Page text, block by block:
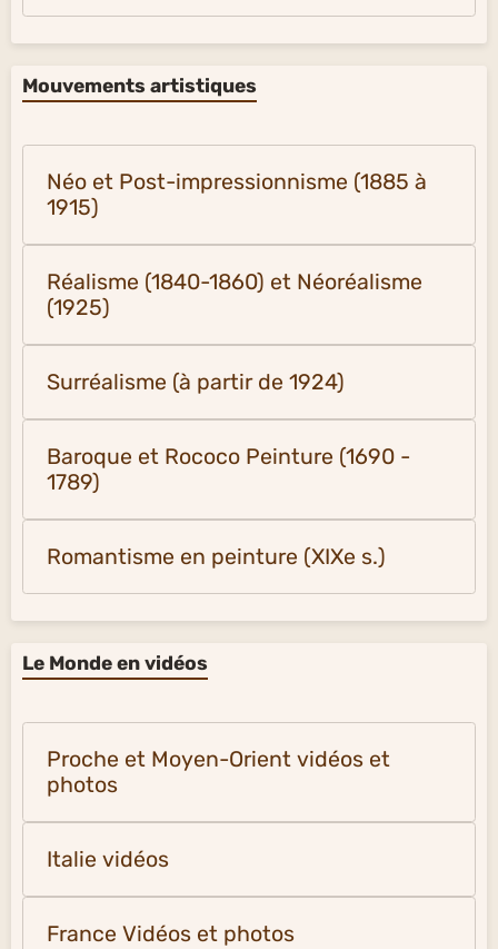
Mouvements artistiques
Néo et Post-impressionnisme (1885 à
1915)
Réalisme (1840-1860) et Néoréalisme
(1925)
Surréalisme (à partir de 1924)
Baroque et Rococo Peinture (1690 -
1789)
Romantisme en peinture (XIXe s.)
Le Monde en vidéos
Proche et Moyen-Orient vidéos et
photos
Italie vidéos
France Vidéos et photos